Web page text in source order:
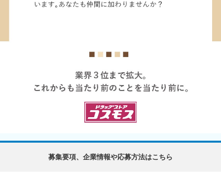
募集要項、企業情報や応募方法はこちら